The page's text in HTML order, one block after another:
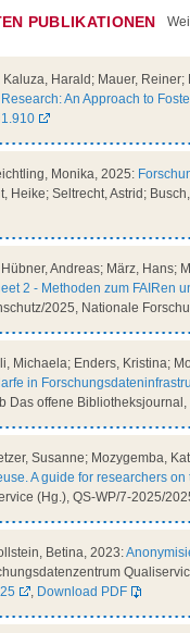
PUBLIKATIONEN
Kaluza, Harald; Mauer,
An Approach to
Monika, 2025:
Heike; Seltrecht, Astrid;
Andreas; März, Hans;
2 - Methoden zum
2025, Nationale
Michaela; Enders, Kristina;
in
Das offene Bibliotheksjournal,
Susanne; Mozygemba,
A guide for researchers
(Hg.), QS-WP/7-2025/
Betina, 2023:
, Download PDF